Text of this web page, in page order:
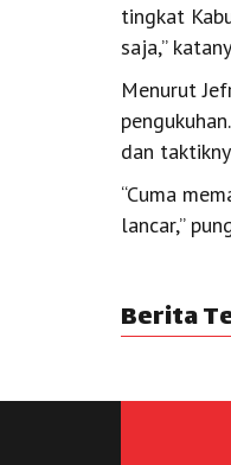
tingkat
saja,”
Menurut
dan
“Cuma
lancar,”
Berita